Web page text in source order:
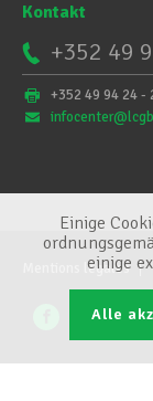
Kontakt
+352 49
+352 49 94 24 -
Mentions légales
Einige
einige
Alle